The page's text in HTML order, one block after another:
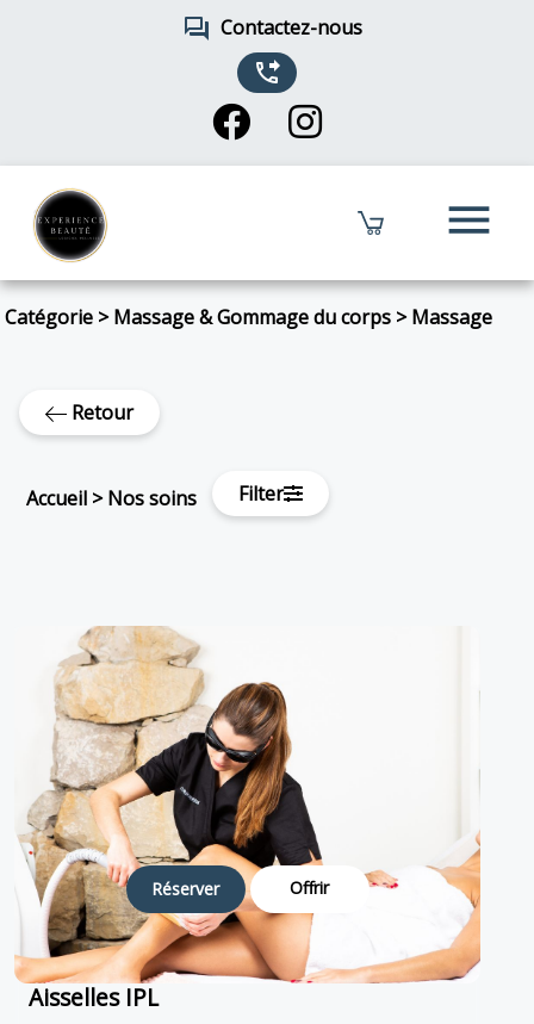
forum Contactez-nous
phone_forwarded
menu
Catégorie >Massage & Gommage du corps >Massage
Retour
Accueil >Nos soins Filter
Réserver Offrir
Aisselles IPL